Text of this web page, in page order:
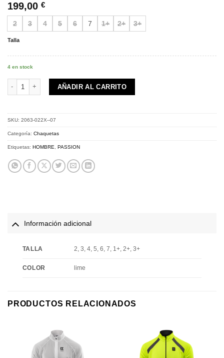
199,00 €
2 3 4 5 6 7 1+ 2+ 3+
Talla
4 en stock
PASSION Z3 | Jacket Rainex | lime cantidad
AÑADIR AL CARRITO
SKU: 2063-022X--07
Categoría: Chaquetas
Etiquetas: HOMBRE, PASSION
Información adicional
TALLA 2, 3, 4, 5, 6, 7, 1+, 2+, 3+
COLOR lime
PRODUCTOS RELACIONADOS